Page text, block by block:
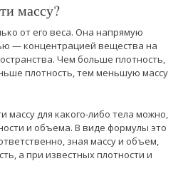
массу?
от его веса. Она напрямую
— концентрацией вещества на
Чем больше плотность,
плотность, тем меньшую массу
массу для какого-либо тела можно,
и объема. В виде формулы это
зная массу и объем,
а при известных плотности и